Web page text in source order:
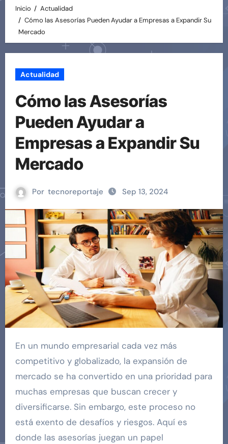
Inicio
Actualidad
Cómo las Asesorías Pueden Ayudar a Empresas a Expandir Su
Mercado
Actualidad
Cómo las Asesorías
Pueden Ayudar a
Empresas a Expandir Su
Mercado
Por tecnoreportaje Sep 13, 2024
En un mundo empresarial cada vez más
competitivo y globalizado, la expansión de
mercado se ha convertido en una prioridad para
muchas empresas que buscan crecer y
diversificarse. Sin embargo, este proceso no
está exento de desafíos y riesgos. Aquí es
donde las asesorías juegan un papel